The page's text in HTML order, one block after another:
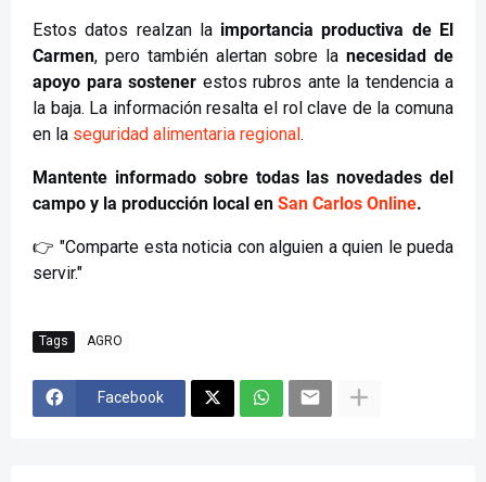
Estos datos realzan la importancia productiva de El
Carmen, pero también alertan sobre lanecesidad de
apoyo para sostener estos rubros ante la tendencia a
la baja. La información resalta el rol clave de la comuna
en la seguridad alimentaria regional.
Mantente informado sobre todas las novedades del
campo y la producción local en San Carlos Online.
👉 "Comparte esta noticia con alguien a quien le pueda
servir."
Tags AGRO
Facebook